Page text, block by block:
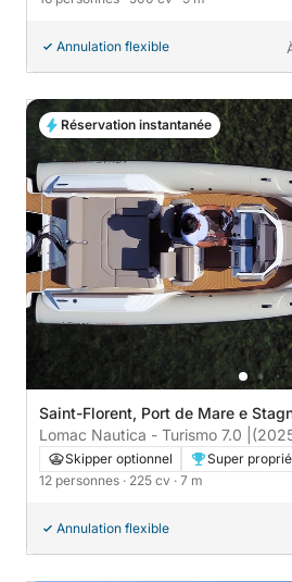
Annulation flexible
Saint-Florent, Port de Mare e
Lomac Nautica - Turismo 7.0 |
Skipper optionnel Super
12 personnes · 225 cv · 7 m
Annulation flexible
Réservation instantanée